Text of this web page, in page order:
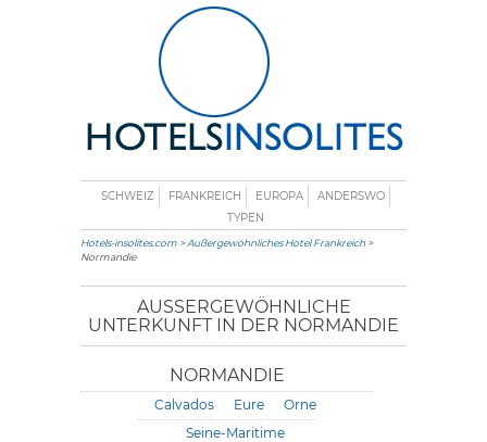
SCHWEIZ FRANKREICH EUROPA
ANDERSWO
TYPEN
Hotels-insolites.com >Außergewöhnliches Hotel Frankreich >
Normandie
AUSSERGEWÖHNLICHE U
NTERKUNFT IN DER NORMANDIE
NORMANDIE
Calvados Eure
Orne
Seine-Maritime